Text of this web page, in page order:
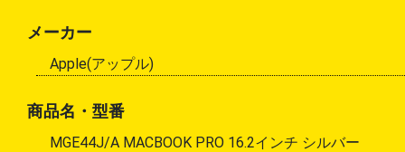
メーカー
Apple(アップル)
商品名・型番
MGE44J/A MACBOOK PRO 16.2インチ シルバー